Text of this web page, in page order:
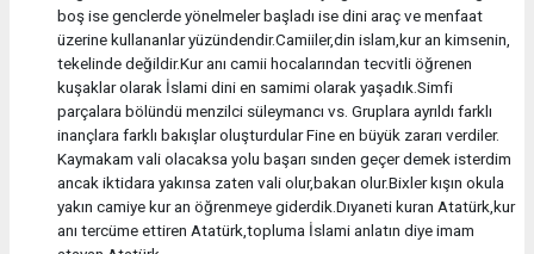
boş ise genclerde yönelmeler başladı ise dini araç ve menfaat
üzerine kullananlar yüzündendir.Camiiler,din islam,kur an kimsenin,
tekelinde değildir.Kur anı camii hocalarından tecvitli öğrenen
kuşaklar olarak İslami dini en samimi olarak yaşadık.Simfi
parçalara bölündü menzilci süleymancı vs. Gruplara ayrıldı farklı
inançlara farklı bakışlar oluşturdular Fine en büyük zararı verdiler.
Kaymakam vali olacaksa yolu başarı sınden geçer demek isterdim
ancak iktidara yakınsa zaten vali olur,bakan olur.Bixler kışın okula
yakın camiye kur an öğrenmeye giderdik.Dıyaneti kuran Atatürk,kur
anı tercüme ettiren Atatürk,topluma İslami anlatın diye imam